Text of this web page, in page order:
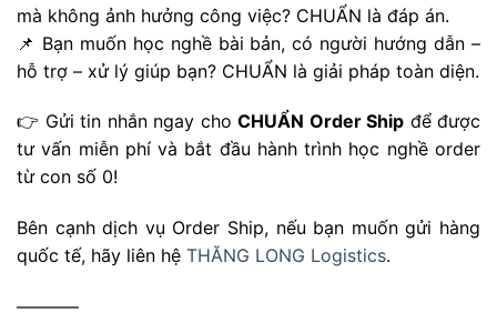
mà không ảnh hưởng công việc? CHUẨN là đáp án.
📌 Bạn muốn học nghề bài bản, có người hướng dẫn –
hỗ trợ – xử lý giúp bạn? CHUẨN là giải pháp toàn diện.
👉 Gửi tin nhắn ngay choCHUẨN Order Ship để được
tư vấn miễn phí và bắt đầu hành trình học nghề order
từ con số 0!
Bên cạnh dịch vụ Order Ship, nếu bạn muốn gửi hàng
quốc tế, hãy liên hệ THĂNG LONG Logistics.
———–